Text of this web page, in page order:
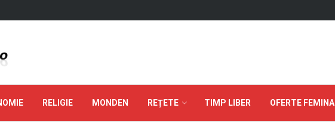
RELIGIE MONDEN REȚETE TIMP LIBER OFERTE FEMINA